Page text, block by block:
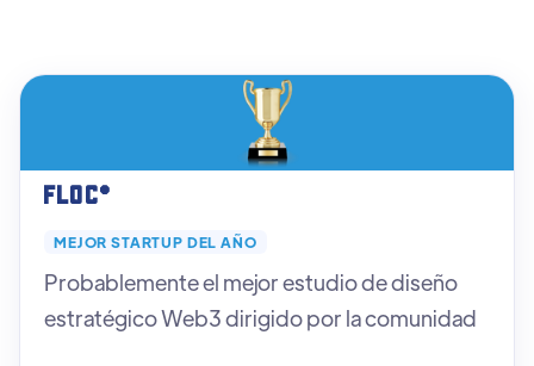
FLOC*
MEJOR STARTUP DEL AÑO
Probablemente el mejor estudio de diseño
estratégico Web3 dirigido por la comunidad